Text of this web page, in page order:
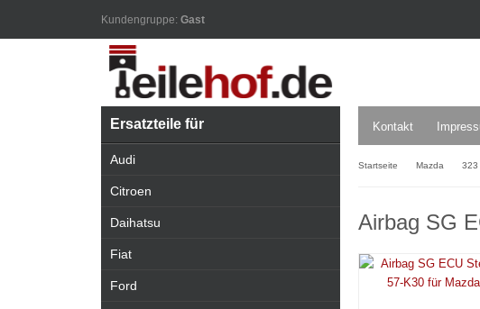
Kundengruppe: Gast
Kontakt
Startseite Mazda 323
Airbag SG
Ersatzteile für
Audi
Citroen
Daihatsu
Fiat
Ford